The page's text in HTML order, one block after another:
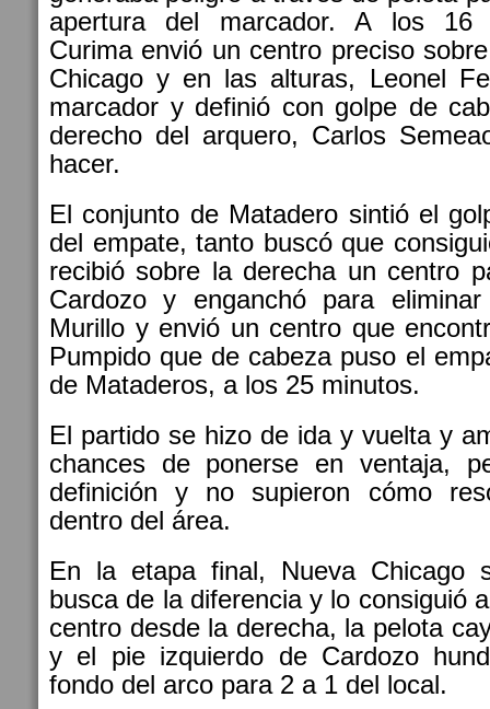
apertura del marcador. A los 16
Curima envió un centro preciso
Chicago y en las alturas, Leonel
marcador y definió con golpe de
derecho del arquero, Carlos
hacer.
El conjunto de Matadero sintió el
del empate, tanto buscó que
recibió sobre la derecha un centro
Cardozo y enganchó para
Murillo y envió un centro que
Pumpido que de cabeza puso el
de Mataderos, a los 25 minutos.
El partido se hizo de ida y vuelta y
chances de ponerse en ventaja,
definición y no supieron cómo
dentro del área.
En la etapa final, Nueva Chicago
busca de la diferencia y lo consiguió
centro desde la derecha, la pelota
y el pie izquierdo de Cardozo
fondo del arco para 2 a 1 del local.